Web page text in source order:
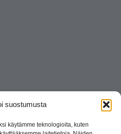
suostumusta
käytämme teknologioita, kuten